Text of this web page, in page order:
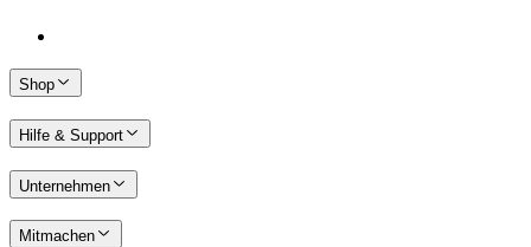
Shop
Hilfe & Support
Unternehmen
Mitmachen